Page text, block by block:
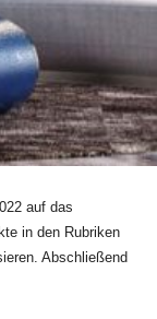
auf das
in den Rubriken
Abschließend